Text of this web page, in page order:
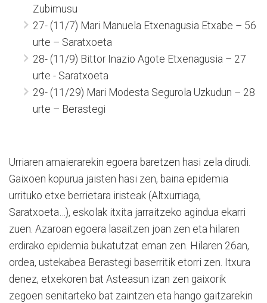
Zubimusu
27- (11/7) Mari Manuela Etxenagusia Etxabe – 56
urte – Saratxoeta
28- (11/9) Bittor Inazio Agote Etxenagusia – 27
urte - Saratxoeta
29- (11/29) Mari Modesta Segurola Uzkudun – 28
urte – Berastegi
Urriaren amaierarekin egoera baretzen hasi zela dirudi.
Gaixoen kopurua jaisten hasi zen, baina epidemia
urrituko etxe berrietara iristeak (Altxurriaga,
Saratxoeta…), eskolak itxita jarraitzeko agindua ekarri
zuen. Azaroan egoera lasaitzen joan zen eta hilaren
erdirako epidemia bukatutzat eman zen. Hilaren 26an,
ordea, ustekabea Berastegi baserritik etorri zen. Itxura
denez, etxekoren bat Asteasun izan zen gaixorik
zegoen senitarteko bat zaintzen eta hango gaitzarekin